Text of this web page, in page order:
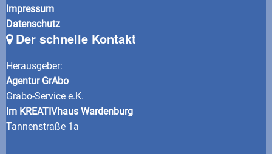
Impressum
Datenschutz
Der schnelle Kontakt
Herausgeber:
Agentur GrAbo
Grabo-Service e.K.
Im KREATIVhaus Wardenburg
Tannenstraße 1a